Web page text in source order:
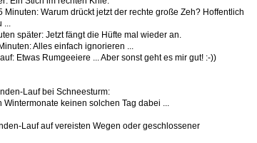
Minuten: Warum drückt jetzt der rechte große Zeh? Hoffentlich
...
später: Jetzt fängt die Hüfte mal wieder an.
Alles einfach ignorieren ...
Etwas Rumgeeiere ... Aber sonst geht es mir gut! :-))
Lauf bei Schneesturm:
Wintermonate keinen solchen Tag dabei ...
Lauf auf vereisten Wegen oder geschlossener